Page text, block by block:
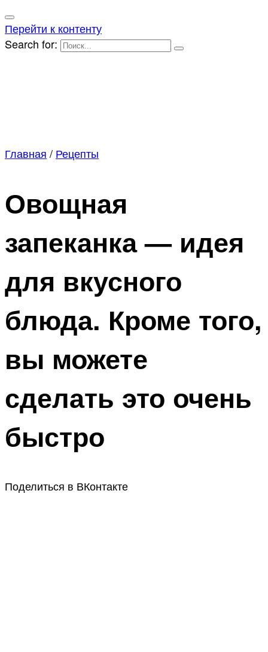
Перейти к контенту
Search for:
Главная / Рецепты
Овощная
запеканка — идея
для вкусного
блюда. Кроме того,
вы можете
сделать это очень
быстро
Поделиться в ВКонтакте